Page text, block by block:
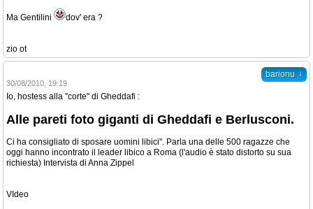
Ma Gentilini dov' era ?
zio ot
barionu ↓
30/08/2010, 19:19
Io, hostess alla ''corte'' di Gheddafi :
Alle pareti foto giganti di Gheddafi e Berlusconi.
Ci ha consigliato di sposare uomini libici". Parla una delle 500 ragazze che
oggi hanno incontrato il leader libico a Roma (l'audio è stato distorto su sua
richiesta) Intervista di Anna Zippel
VIdeo